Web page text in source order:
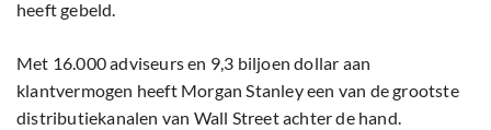
heeft gebeld.
Met 16.000 adviseurs en 9,3 biljoen dollar aan
klantvermogen heeft Morgan Stanley een van de grootste
distributiekanalen van Wall Street achter de hand.